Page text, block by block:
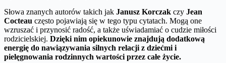
Słowa znanych autorów takich jak Janusz Korczak czy Jean
Cocteau często pojawiają się w tego typu cytatach. Mogą one
wzruszać i przynosić radość, a także uświadamiać o cudzie miłości
rodzicielskiej. Dzięki nim opiekunowie znajdują dodatkową
energię do nawiązywania silnych relacji z dziećmi i
pielęgnowania rodzinnych wartości przez całe życie.